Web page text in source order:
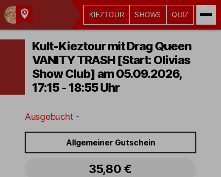
Kult-
Kieztouren
Hamburg
KIEZTOUR SHOWS QUIZ
Kult-Kieztour mit Drag Queen
VANITY TRASH [Start: Olivias
Show Club] am 05.09.2026,
17:15 - 18:55 Uhr
Ausgebucht -
Allgemeiner Gutschein
35,80 €